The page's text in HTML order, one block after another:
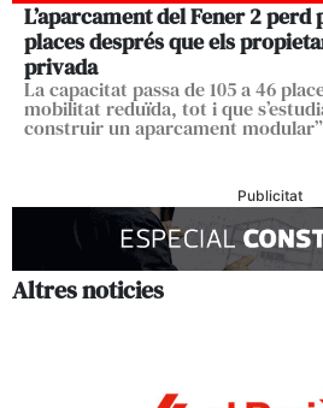
L’aparcament del Fener 2
places després que els
privada
La capacitat passa de 105 a 46
mobilitat reduïda, tot i que
construir un aparcament modular”
Publicitat
Altres noticies